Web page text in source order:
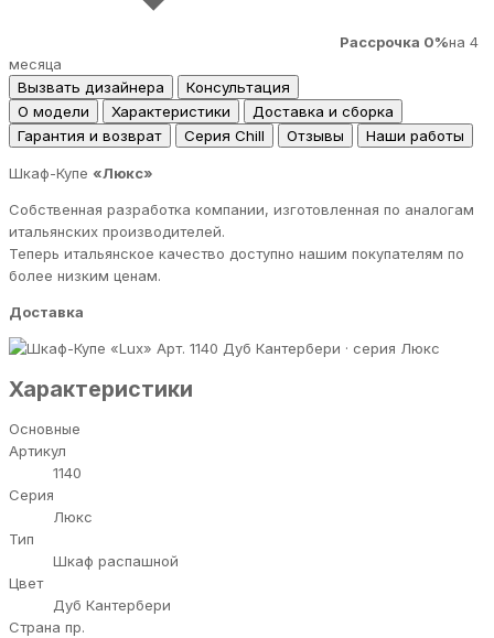
Рассрочка 0%на 4
месяца
Вызвать дизайнера
Консультация
О модели
Характеристики
Доставка и сборка
Гарантия и возврат
Серия Chill Отзывы Наши работы
Шкаф-Купе «Люкс»
Собственная разработка компании, изготовленная по аналогам
итальянских производителей.
Теперь итальянское качество доступно нашим покупателям по
более низким ценам.
Доставка
Дуб Кантербери · серия Люкс
Характеристики
Основные
Артикул
1140
Серия
Люкс
Тип
Шкаф распашной
Цвет
Дуб Кантербери
Страна пр.